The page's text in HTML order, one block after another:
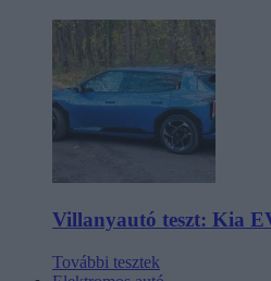
Villanyautó teszt: Kia
További tesztek